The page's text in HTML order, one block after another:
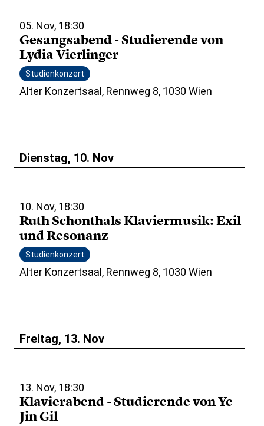
05. Nov, 18:30
Gesangsabend - Studierende von
Lydia Vierlinger
Studienkonzert
Alter Konzertsaal, Rennweg 8, 1030 Wien
Dienstag, 10. Nov
10. Nov, 18:30
Ruth Schonthals Klaviermusik: Exil
und Resonanz
Studienkonzert
Alter Konzertsaal, Rennweg 8, 1030 Wien
Freitag, 13. Nov
13. Nov, 18:30
Klavierabend - Studierende von Ye
Jin Gil